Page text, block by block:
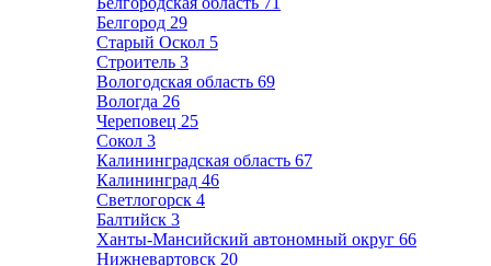
Белгород 29
Старый Оскол 5
Строитель 3
Вологодская область 69
Вологда 26
Череповец 25
Сокол 3
Калининградская область 67
Калининград 46
Светлогорск 4
Балтийск 3
Ханты-Мансийский автономный округ 66
Нижневартовск 20